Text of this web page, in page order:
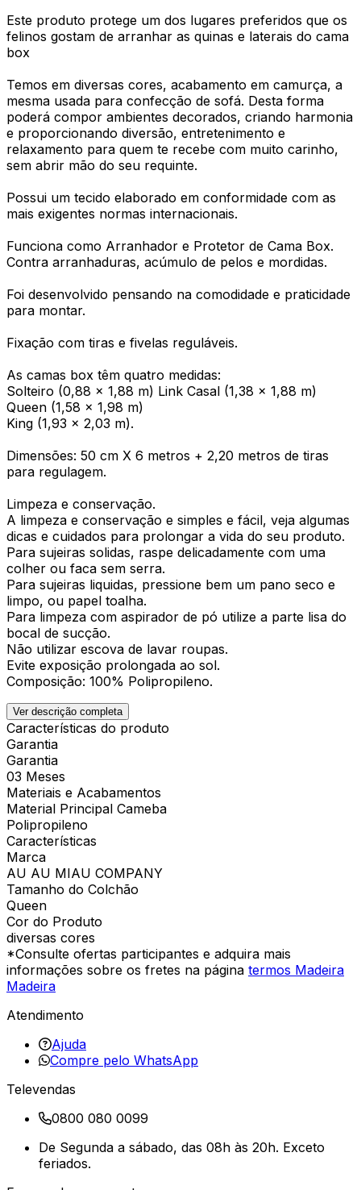
Este produto protege um dos lugares preferidos que os
felinos gostam de arranhar as quinas e laterais do cama
box
Temos em diversas cores, acabamento em camurça, a
mesma usada para confecção de sofá. Desta forma
poderá compor ambientes decorados, criando harmonia
e proporcionando diversão, entretenimento e
relaxamento para quem te recebe com muito carinho,
sem abrir mão do seu requinte.
Possui um tecido elaborado em conformidade com as
mais exigentes normas internacionais.
Funciona como Arranhador e Protetor de Cama Box.
Contra arranhaduras, acúmulo de pelos e mordidas.
Foi desenvolvido pensando na comodidade e praticidade
para montar.
Fixação com tiras e fivelas reguláveis.
As camas box têm quatro medidas:
Solteiro (0,88 x 1,88 m) Link Casal (1,38 x 1,88 m)
Queen (1,58 x 1,98 m)
King (1,93 x 2,03 m).
Dimensões: 50 cm X 6 metros + 2,20 metros de tiras
para regulagem.
Limpeza e conservação.
A limpeza e conservação e simples e fácil, veja algumas
dicas e cuidados para prolongar a vida do seu produto.
Para sujeiras solidas, raspe delicadamente com uma
colher ou faca sem serra.
Para sujeiras liquidas, pressione bem um pano seco e
limpo, ou papel toalha.
Para limpeza com aspirador de pó utilize a parte lisa do
bocal de sucção.
Não utilizar escova de lavar roupas.
Evite exposição prolongada ao sol.
Composição: 100% Polipropileno.
Ver descrição completa
Características do produto
Garantia
Garantia
03 Meses
Materiais e Acabamentos
Material Principal Cameba
Polipropileno
Características
Marca
AU AU MIAU COMPANY
Tamanho do Colchão
Queen
Cor do Produto
diversas cores
*Consulte ofertas participantes e adquira mais
informações sobre os fretes na página termos Madeira
Madeira
Atendimento
Ajuda
Compre pelo WhatsApp
Televendas
0800 080 0099
De Segunda a sábado, das 08h às 20h. Exceto
feriados.